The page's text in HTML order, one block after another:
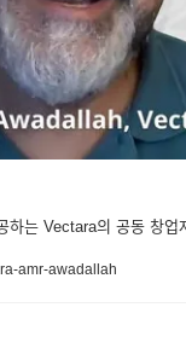
제공하는 Vectara의
amr-awadallah